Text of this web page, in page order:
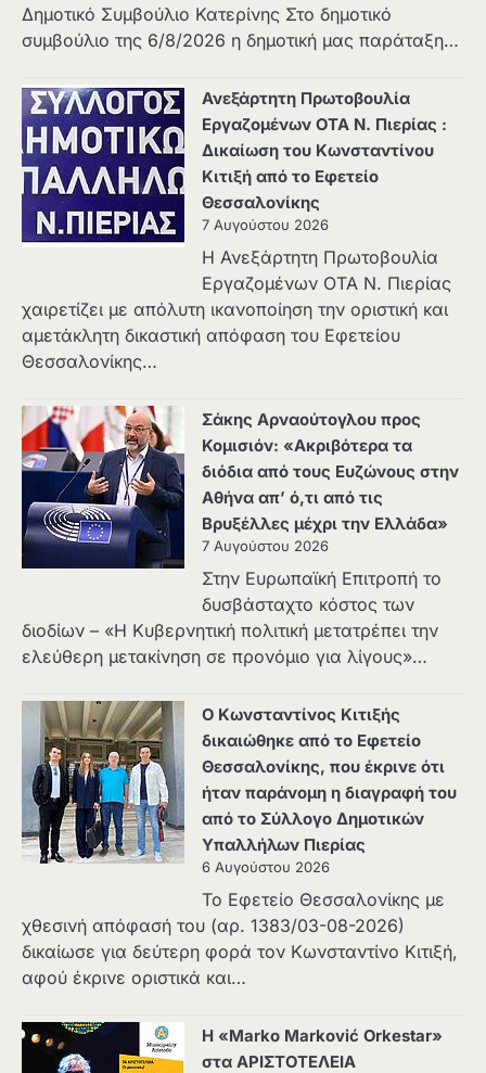
Δημοτικό Συμβούλιο Κατερίνης Στο δημοτικό
συμβούλιο της 6/8/2026 η δημοτική μας παράταξη…
Ανεξάρτητη Πρωτοβουλία
Εργαζομένων ΟΤΑ Ν. Πιερίας :
Δικαίωση του Κωνσταντίνου
Κιτιξή από το Εφετείο
Θεσσαλονίκης
7 Αυγούστου 2026
Η Ανεξάρτητη Πρωτοβουλία
Εργαζομένων ΟΤΑ Ν. Πιερίας
χαιρετίζει με απόλυτη ικανοποίηση την οριστική και
αμετάκλητη δικαστική απόφαση του Εφετείου
Θεσσαλονίκης…
Σάκης Αρναούτογλου προς
Κομισιόν: «Ακριβότερα τα
διόδια από τους Ευζώνους στην
Αθήνα απ’ ό,τι από τις
Βρυξέλλες μέχρι την Ελλάδα»
7 Αυγούστου 2026
Στην Ευρωπαϊκή Επιτροπή το
δυσβάσταχτο κόστος των
διοδίων – «Η Κυβερνητική πολιτική μετατρέπει την
ελεύθερη μετακίνηση σε προνόμιο για λίγους»…
Ο Κωνσταντίνος Κιτιξής
δικαιώθηκε από το Εφετείο
Θεσσαλονίκης, που έκρινε ότι
ήταν παράνομη η διαγραφή του
από το Σύλλογο Δημοτικών
Υπαλλήλων Πιερίας
6 Αυγούστου 2026
Το Εφετείο Θεσσαλονίκης με
χθεσινή απόφασή του (αρ. 1383/03-08-2026)
δικαίωσε για δεύτερη φορά τον Κωνσταντίνο Κιτιξή,
αφού έκρινε οριστικά και…
Η «Marko Marković Orkestar»
στα ΑΡΙΣΤΟΤΕΛΕΙΑ